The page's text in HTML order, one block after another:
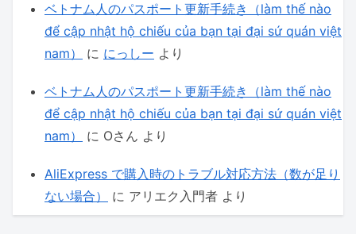
ベトナム人のパスポート更新手続き（làm thế nào
để cập nhật hộ chiếu của bạn tại đại sứ quán việt
nam）
に にっしー より
ベトナム人のパスポート更新手続き（làm thế nào
để cập nhật hộ chiếu của bạn tại đại sứ quán việt
nam）
に Oさん より
AliExpress で購入時のトラブル対応方法（数が足り
ない場合）
に アリエク入門者 より